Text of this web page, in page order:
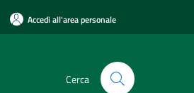
Accedi all'area personale
Cerca